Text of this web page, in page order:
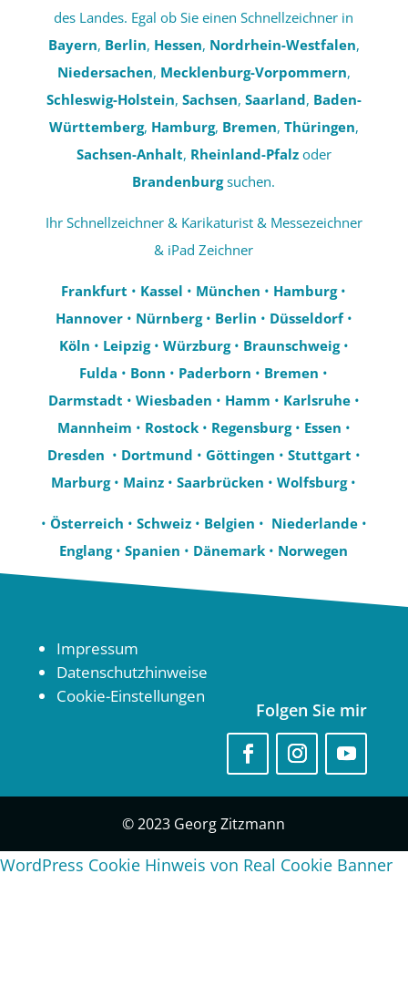
des Landes. Egal ob Sie einen Schnellzeichner in
Bayern, Berlin, Hessen, Nordrhein-Westfalen,
Niedersachen, Mecklenburg-Vorpommern,
Schleswig-Holstein, Sachsen, Saarland, Baden-
Württemberg, Hamburg, Bremen, Thüringen,
Sachsen-Anhalt, Rheinland-Pfalzoder
Brandenburgsuchen.
Ihr Schnellzeichner & Karikaturist & Messezeichner
& iPad Zeichner
Frankfurt • Kassel • München • Hamburg•
Hannover• Nürnberg• Berlin • Düsseldorf•
Köln • Leipzig• Würzburg • Braunschweig•
Fulda • Bonn • Paderborn • Bremen •
Darmstadt • Wiesbaden • Hamm • Karlsruhe•
Mannheim • Rostock• Regensburg• Essen •
Dresden • Dortmund • Göttingen • Stuttgart •
Marburg• Mainz •Saarbrücken •Wolfsburg•
• Österreich • Schweiz• Belgien • Niederlande•
Englang•Spanien • Dänemark • Norwegen
Impressum
Datenschutzhinweise
Cookie-Einstellungen
Folgen Sie mir
© 2023 Georg Zitzmann
WordPress Cookie Hinweis von Real Cookie Banner